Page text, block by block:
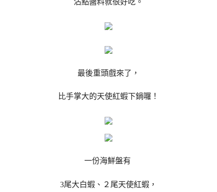
沾點醬料就很好吃。
最後重頭戲來了，
比手掌大的天使紅蝦下鍋囉！
一份海鮮盤有
3尾大白蝦、２尾天使紅蝦，